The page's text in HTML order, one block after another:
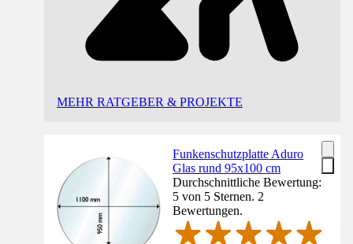
MEHR RATGEBER & PROJEKTE
Funkenschutzplatte Aduro
Glas rund 95x100 cm
Durchschnittliche Bewertung:
5 von 5 Sternen. 2
Bewertungen.